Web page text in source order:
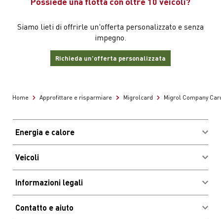
Siamo lieti di offrirle un'offerta personalizzato e senza
impegno.
Richieda un’offerta personalizzata
Home Approfittare e risparmiare Migrolcard Migrol Company
Energia e calore
Vantaggi e risparmio
Veicoli
Ubicazioni e orari d'apertura
Informazioni legali
CGC
Contatto e aiuto